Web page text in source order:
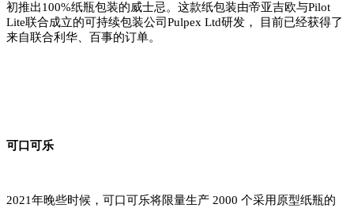
初推出100%纸瓶包装的威士忌。这款纸包装由帝亚吉欧与Pilot
Lite联合成立的可持续包装公司Pulpex Ltd研发， 目前已经获得了
来自联合利华、百事的订单。
可口可乐
2021年晚些时候，可口可乐将限量生产 2000 个采用原型纸瓶的